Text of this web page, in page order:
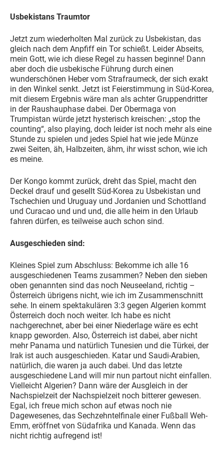
Usbekistans Traumtor
Jetzt zum wiederholten Mal zurück zu Usbekistan, das
gleich nach dem Anpfiff ein Tor schießt. Leider Abseits,
mein Gott, wie ich diese Regel zu hassen beginne! Dann
aber doch die usbekische Führung durch einen
wunderschönen Heber vom Strafraumeck, der sich exakt
in den Winkel senkt. Jetzt ist Feierstimmung in Süd-Korea,
mit diesem Ergebnis wäre man als achter Gruppendritter
in der Raushauphase dabei. Der Obermaga von
Trumpistan würde jetzt hysterisch kreischen: „stop the
counting“, also playing, doch leider ist noch mehr als eine
Stunde zu spielen und jedes Spiel hat wie jede Münze
zwei Seiten, äh, Halbzeiten, ähm, ihr wisst schon, wie ich
es meine.
Der Kongo kommt zurück, dreht das Spiel, macht den
Deckel drauf und gesellt Süd-Korea zu Usbekistan und
Tschechien und Uruguay und Jordanien und Schottland
und Curacao und und und, die alle heim in den Urlaub
fahren dürfen, es teilweise auch schon sind.
Ausgeschieden sind:
Kleines Spiel zum Abschluss: Bekomme ich alle 16
ausgeschiedenen Teams zusammen? Neben den sieben
oben genannten sind das noch Neuseeland, richtig –
Österreich übrigens nicht, wie ich im Zusammenschnitt
sehe. In einem spektakulären 3:3 gegen Algerien kommt
Österreich doch noch weiter. Ich habe es nicht
nachgerechnet, aber bei einer Niederlage wäre es echt
knapp geworden. Also, Österreich ist dabei, aber nicht
mehr Panama und natürlich Tunesien und die Türkei, der
Irak ist auch ausgeschieden. Katar und Saudi-Arabien,
natürlich, die waren ja auch dabei. Und das letzte
ausgeschiedene Land will mir nun partout nicht einfallen.
Vielleicht Algerien? Dann wäre der Ausgleich in der
Nachspielzeit der Nachspielzeit noch bitterer gewesen.
Egal, ich freue mich schon auf etwas noch nie
Dagewesenes, das Sechzehntelfinale einer Fußball Weh-
Emm, eröffnet von Südafrika und Kanada. Wenn das
nicht richtig aufregend ist!